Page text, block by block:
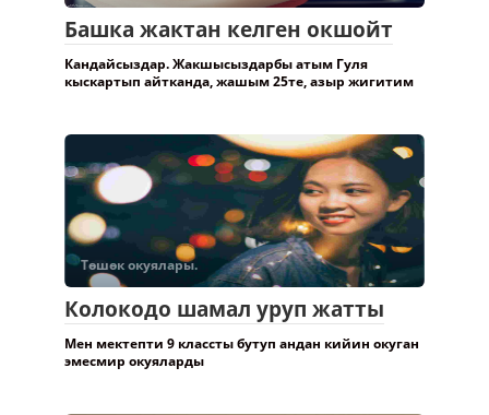
Башка жактан келген окшойт
Кандайсыздар. Жакшысыздарбы атым Гуля
кыскартып айтканда, жашым 25те, азыр жигитим
Төшөк окуялары.
Колокодо шамал уруп жатты
Мен мектепти 9 классты бутуп андан кийин окуган
эмесмир окуяларды